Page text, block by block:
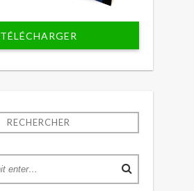
TÉLÉCHARGER
RECHERCHER